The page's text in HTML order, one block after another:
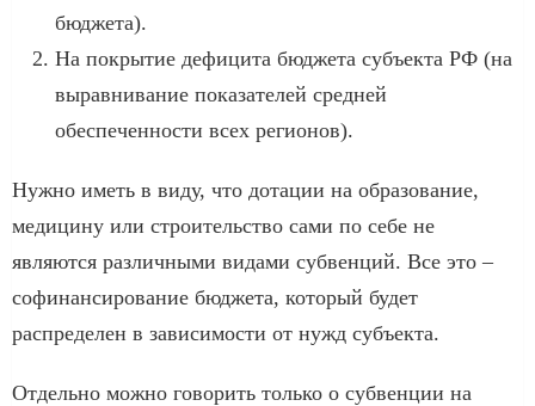
бюджета).
На покрытие дефицита бюджета субъекта РФ (на
выравнивание показателей средней
обеспеченности всех регионов).
Нужно иметь в виду, что дотации на образование,
медицину или строительство сами по себе не
являются различными видами субвенций. Все это –
софинансирование бюджета, который будет
распределен в зависимости от нужд субъекта.
Отдельно можно говорить только о субвенции на